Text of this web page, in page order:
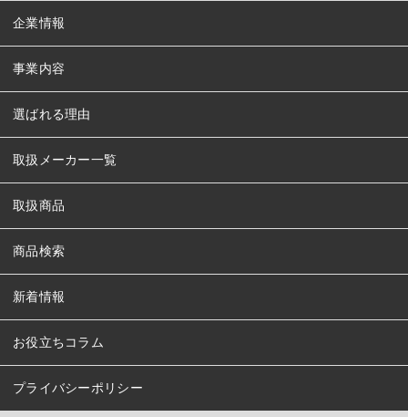
企業情報
事業内容
選ばれる理由
取扱メーカー一覧
取扱商品
商品検索
新着情報
お役立ちコラム
プライバシーポリシー